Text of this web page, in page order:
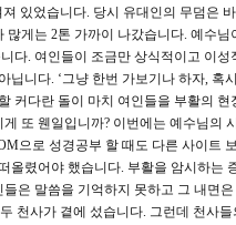
있었습니다. 당시 유대인의 무덤은
게는 2톤 가까이 나갔습니다. 예수님
다. 여인들이 조금만 상식적이고 이성
니다. ‘그냥 한번 가보기나 하자, 혹
커다란 돌이 마치 여인들을 부활의 현
또 웬일입니까? 이번에는 예수님의
으로 성경공부 할 때도 다른 사이트
올렸어야 했습니다. 부활을 암시하는
은 말씀을 기억하지 못하고 그 내면
천사가 곁에 섰습니다. 그런데 천사